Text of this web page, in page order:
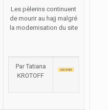
Les pèlerins continuent
de mourir au hajj malgré
la modernisation du site
Par Tatiana
KROTOFF